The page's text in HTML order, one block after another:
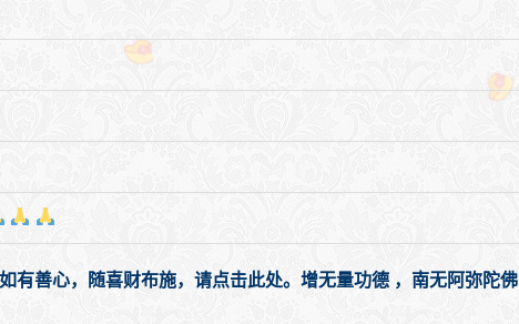
有善心，随喜财布施，请点击此处。增无量功德 ，南无阿弥陀佛